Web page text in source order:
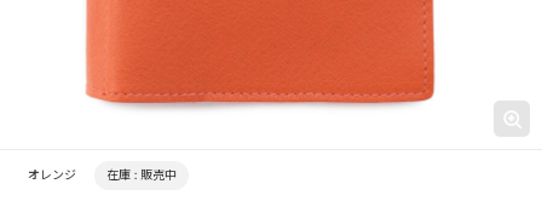
オレンジ 在庫 : 販売中